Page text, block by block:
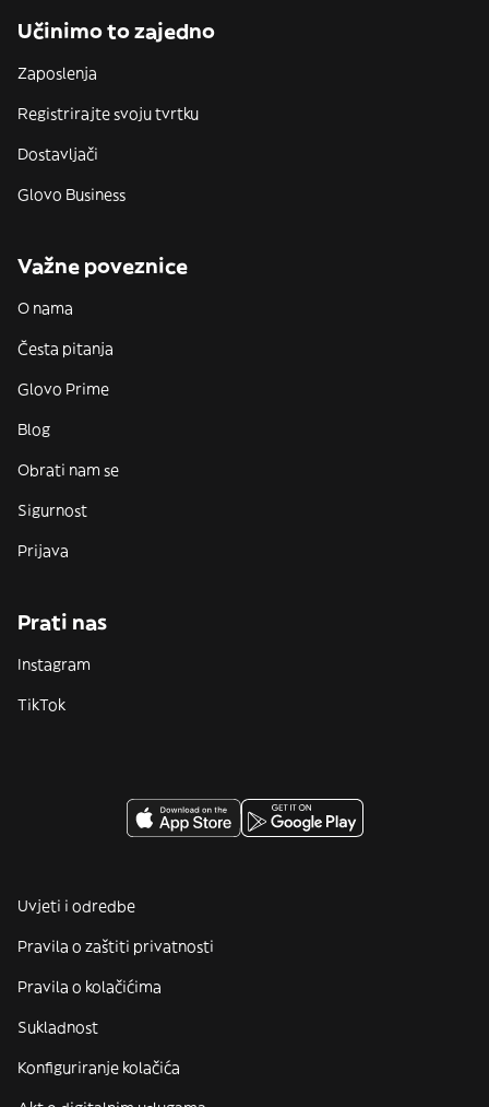
Učinimo to zajedno
Zaposlenja
Registrirajte svoju tvrtku
Dostavljači
Glovo Business
Važne poveznice
O nama
Česta pitanja
Glovo Prime
Blog
Obrati nam se
Sigurnost
Prijava
Prati nas
Instagram
TikTok
Uvjeti i odredbe
Pravila o zaštiti privatnosti
Pravila o kolačićima
Sukladnost
Konfiguriranje kolačića